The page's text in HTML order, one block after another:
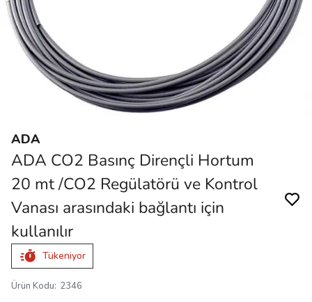
ADA
ADA CO2 Basınç Dirençli Hortum
20 mt /CO2 Regülatörü ve Kontrol
Vanası arasındaki bağlantı için
kullanılır
Tükeniyor
Ürün Kodu: 2346